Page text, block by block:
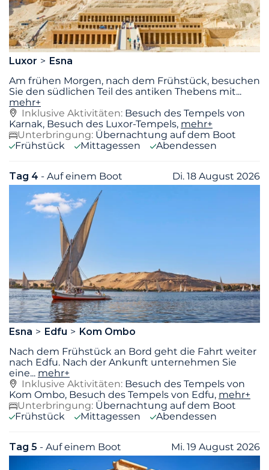
Luxor
Esna
Am frühen Morgen, nach dem Frühstück, besuchen
Sie den südlichen Teil des antiken Thebens mit...
mehr+
Inklusive Aktivitäten: Besuch des Tempels von
Karnak, Besuch des Luxor-Tempels, mehr+
Unterbringung: Übernachtung auf dem Boot
Frühstück
Mittagessen Abendessen
Tag 4 - Auf einem Boot Di. 18 August 2026
Esna Edfu
Kom Ombo
Nach dem Frühstück an Bord geht die Fahrt weiter
nach Edfu. Nach der Ankunft unternehmen Sie
eine... mehr+
Inklusive Aktivitäten: Besuch des Tempels von
Kom Ombo, Besuch des Tempels von Edfu, mehr+
Unterbringung: Übernachtung auf dem Boot
Frühstück
Mittagessen Abendessen
Tag 5 - Auf einem Boot Mi. 19 August 2026